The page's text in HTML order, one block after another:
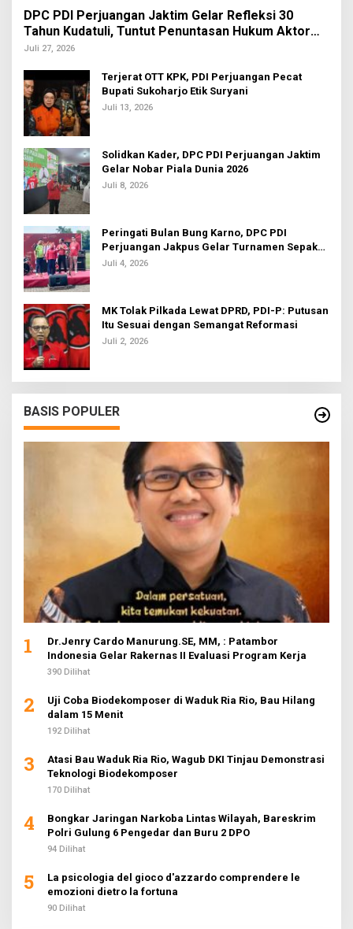
DPC PDI Perjuangan Jaktim Gelar Refleksi 30
Tahun Kudatuli, Tuntut Penuntasan Hukum Aktor
Intelektual
Juli 27, 2026
Terjerat OTT KPK, PDI Perjuangan Pecat
Bupati Sukoharjo Etik Suryani
Juli 13, 2026
Solidkan Kader, DPC PDI Perjuangan Jaktim
Gelar Nobar Piala Dunia 2026
Juli 8, 2026
Peringati Bulan Bung Karno, DPC PDI
Perjuangan Jakpus Gelar Turnamen Sepak
Bola U-20
Juli 4, 2026
MK Tolak Pilkada Lewat DPRD, PDI-P: Putusan
Itu Sesuai dengan Semangat Reformasi
Juli 2, 2026
BASIS POPULER
1
Dr.Jenry Cardo Manurung.SE, MM, : Patambor
Indonesia Gelar Rakernas II Evaluasi Program Kerja
390 Dilihat
2
Uji Coba Biodekomposer di Waduk Ria Rio, Bau Hilang
dalam 15 Menit
192 Dilihat
3
Atasi Bau Waduk Ria Rio, Wagub DKI Tinjau Demonstrasi
Teknologi Biodekomposer
170 Dilihat
4
Bongkar Jaringan Narkoba Lintas Wilayah, Bareskrim
Polri Gulung 6 Pengedar dan Buru 2 DPO
94 Dilihat
5
La psicologia del gioco d'azzardo comprendere le
emozioni dietro la fortuna
90 Dilihat